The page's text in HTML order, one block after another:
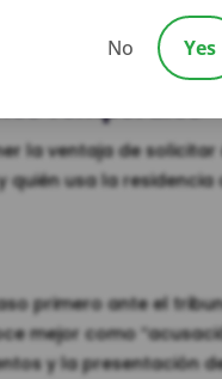
que sus hijos tengan
Temporales
la ventaja de
usa la
primero ante el
mejor como
y la presentación
No Yes